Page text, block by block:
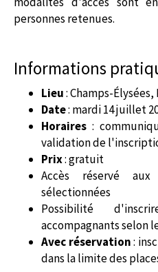
personnes retenues.
Informations
Lieu: Champs-Élysées,
Date: mardi 14 juillet
Horaires :
validation de
Prix: gratuit
Accès réservé
sélectionnées
Possibilité
accompagnants selon
Avec réservation:
dans la limite des